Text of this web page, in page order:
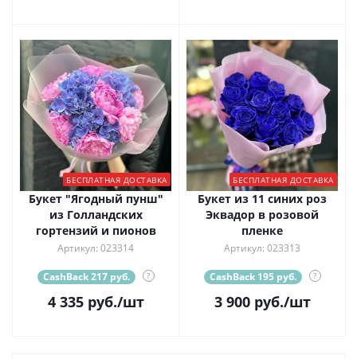
БЕСПЛАТНАЯ ДОСТАВКА
Букет "Ягодный пунш"
из Голландских
гортензий и пионов
Артикул: 023314
CashBack 217 руб. ?
4 335руб./шт
БЕСПЛАТНАЯ ДОСТАВКА
Букет из 11 синих роз
Эквадор в розовой
пленке
Артикул: 023313
CashBack 195 руб. ?
3 900руб./шт